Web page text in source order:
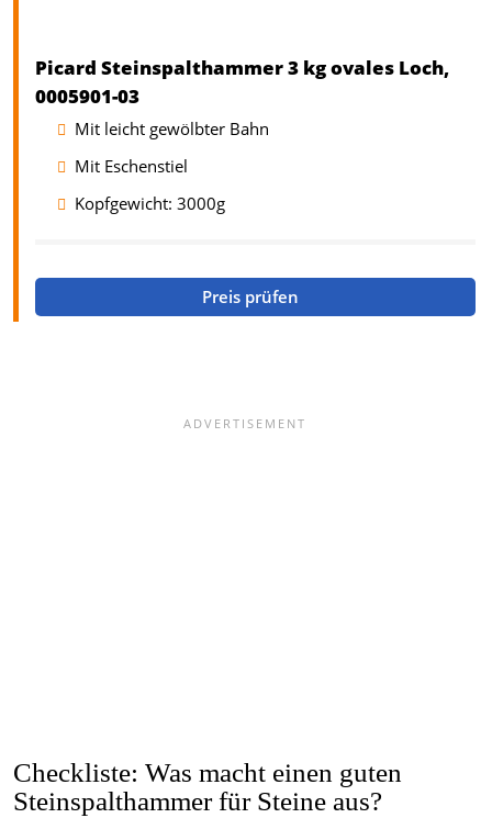
Picard Steinspalthammer 3 kg ovales Loch,
0005901-03
Mit leicht gewölbter Bahn
Mit Eschenstiel
Kopfgewicht: 3000g
Preis prüfen
Checkliste: Was macht einen guten
Steinspalthammer für Steine aus?